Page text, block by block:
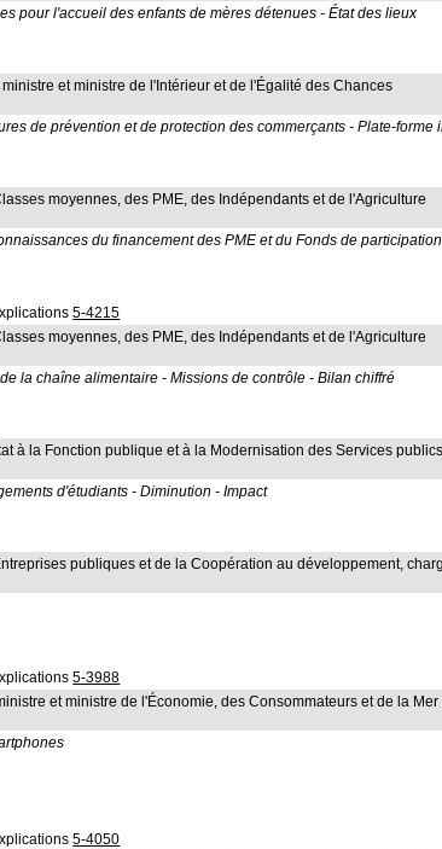
pour l'accueil des enfants de mères détenues - État des lieux
et ministre de l'Intérieur et de l'Égalité des Chances
de prévention et de protection des commerçants - Plate-
moyennes, des PME, des Indépendants et de l'Agriculture
du financement des PME et du Fonds de participation
5-4215
moyennes, des PME, des Indépendants et de l'Agriculture
la chaîne alimentaire - Missions de contrôle - Bilan chiffré
à la Fonction publique et à la Modernisation des Services
d'étudiants - Diminution - Impact
publiques et de la Coopération au développement,
5-3988
et ministre de l'Économie, des Consommateurs et de la Mer
5-4050